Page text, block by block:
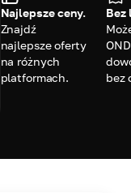
Najlepsze ceny.
Znajdź
najlepsze oferty
na różnych
platformach.
Bez
bez